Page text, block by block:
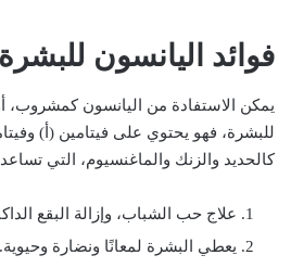
فوائد اليانسون للبشرة
يمكن الاستفادة من اليانسون كمشروب،
للبشرة، فهو يحتوي على فيتامين (أ)
كالحديد والزنك والماغنسيوم، التي
علاج حب الشباب، وإزالة البقع
يعطي البشرة لمعانًا ونضارة وحيوية.